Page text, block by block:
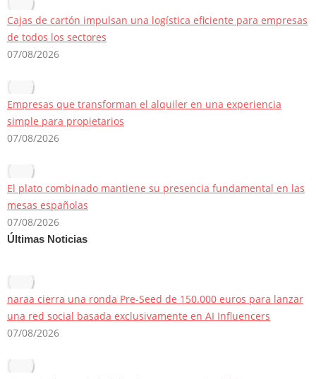
Cajas de cartón impulsan una logística eficiente para empresas
de todos los sectores
07/08/2026
Empresas que transforman el alquiler en una experiencia
simple para propietarios
07/08/2026
El plato combinado mantiene su presencia fundamental en las
mesas españolas
07/08/2026
Últimas Noticias
naraa cierra una ronda Pre-Seed de 150.000 euros para lanzar
una red social basada exclusivamente en AI Influencers
07/08/2026